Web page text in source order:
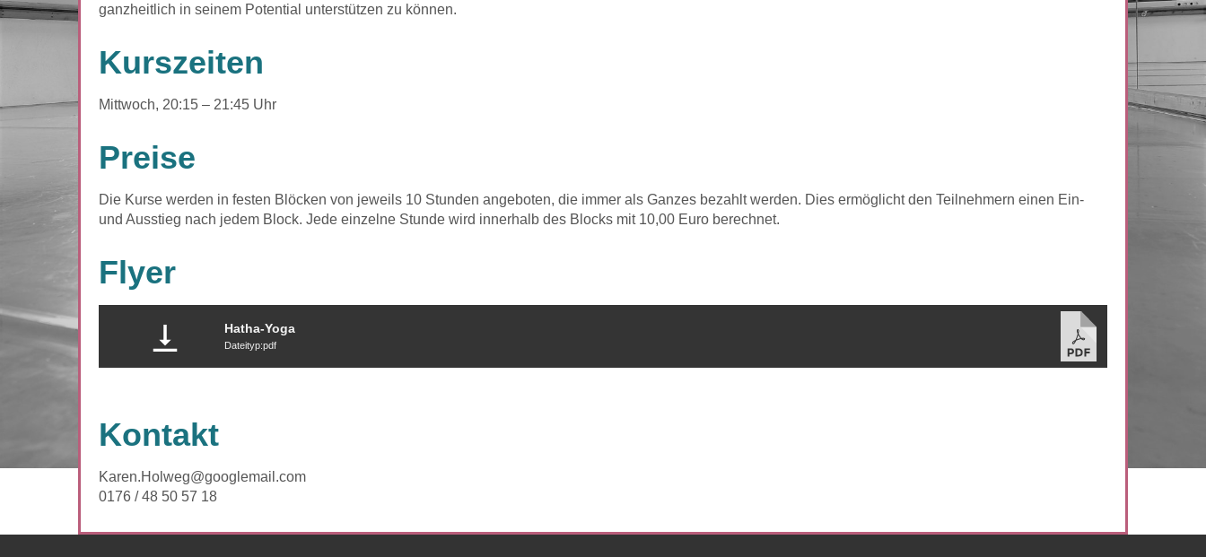
ganzheitlich in seinem Potential unterstützen zu können.
Kurszeiten
Mittwoch, 20:15 – 21:45 Uhr
Preise
Die Kurse werden in festen Blöcken von jeweils 10 Stunden angeboten, die immer als Ganzes bezahlt werden. Dies ermöglicht den Teilnehmern einen Ein-
und Ausstieg nach jedem Block. Jede einzelne Stunde wird innerhalb des Blocks mit 10,00 Euro berechnet.
Flyer
Hatha-Yoga
Dateityp:pdf
Kontakt
Karen.Holweg@googlemail.com
0176 / 48 50 57 18